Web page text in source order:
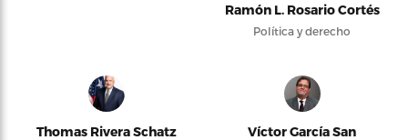
Ramón L. Rosario Cortés
Política y derecho
Thomas Rivera Schatz
Víctor García San